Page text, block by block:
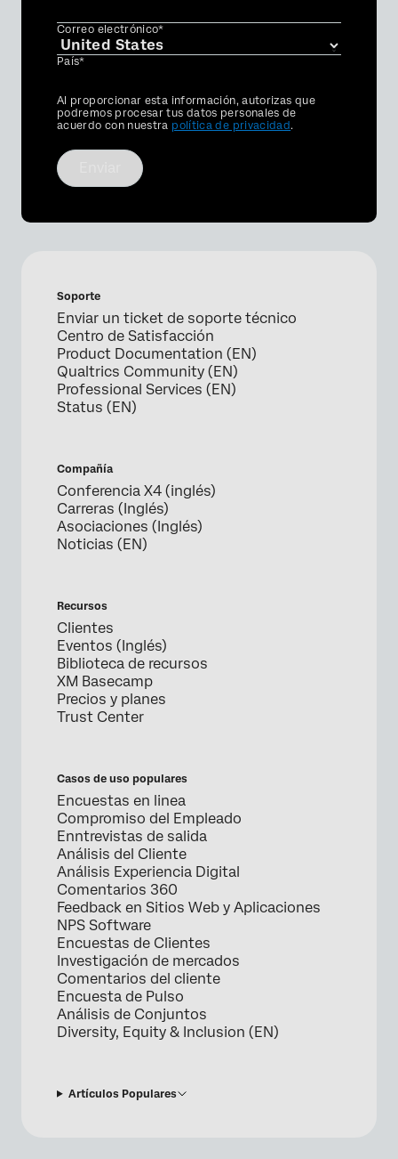
Correo electrónico*
País*
Privacy
Optin
Al proporcionar esta información, autorizas que
podremos procesar tus datos personales de
acuerdo con nuestra política de privacidad.
Soporte
Enviar un ticket de soporte técnico
Centro de Satisfacción
Product Documentation (EN)
Qualtrics Community (EN)
Professional Services (EN)
Status (EN)
Compañía
Conferencia X4 (inglés)
Carreras (Inglés)
Asociaciones (Inglés)
Noticias (EN)
Recursos
Clientes
Eventos (Inglés)
Biblioteca de recursos
XM Basecamp
Precios y planes
Trust Center
Casos de uso populares
Encuestas en linea
Compromiso del Empleado
Enntrevistas de salida
Análisis del Cliente
Análisis Experiencia Digital
Comentarios 360
Feedback en Sitios Web y Aplicaciones
NPS Software
Encuestas de Clientes
Investigación de mercados
Comentarios del cliente
Encuesta de Pulso
Análisis de Conjuntos
Diversity, Equity & Inclusion (EN)
Artículos Populares